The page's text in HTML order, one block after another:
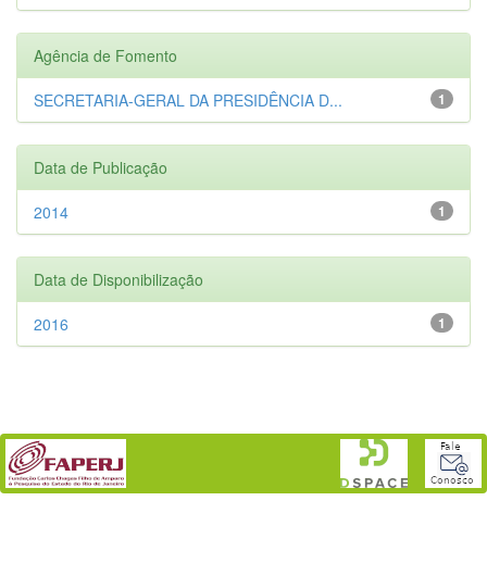
Agência de Fomento
1
SECRETARIA-GERAL DA PRESIDÊNCIA D...
Data de Publicação
1
2014
Data de Disponibilização
1
2016